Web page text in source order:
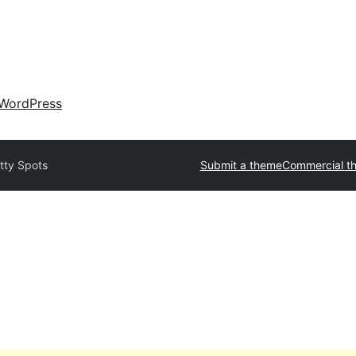
Spots Submit a themeCommercial